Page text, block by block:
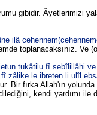
gibidir. Âyetlerimizi
ilâ
toplanacaksınız. Ve
tukâtilu fî sebîlillâhi
zâlike le ibreten li ulîl
Bir fırka Allah'ın
kendi yardımı